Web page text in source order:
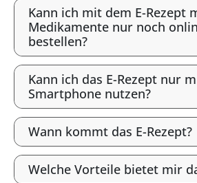
Kann ich mit dem E-Rezept
Medikamente nur noch
bestellen?
Kann ich das E-Rezept nur
Smartphone nutzen?
Wann kommt das E-Rezept?
Welche Vorteile bietet mir